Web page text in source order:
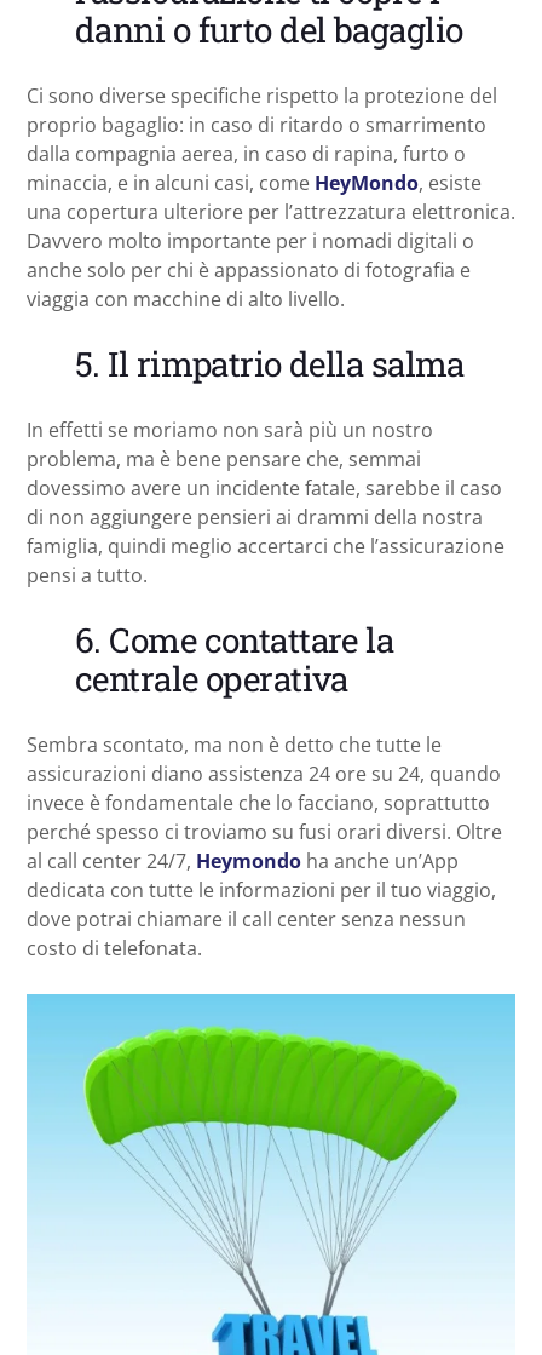
danni o furto del bagaglio
Ci sono diverse specifiche rispetto la protezione del
proprio bagaglio: in caso di ritardo o smarrimento
dalla compagnia aerea, in caso di rapina, furto o
minaccia, e in alcuni casi, come HeyMondo, esiste
una copertura ulteriore per l’attrezzatura elettronica.
Davvero molto importante per i nomadi digitali o
anche solo per chi è appassionato di fotografia e
viaggia con macchine di alto livello.
5. Il rimpatrio della salma
In effetti se moriamo non sarà più un nostro
problema, ma è bene pensare che, semmai
dovessimo avere un incidente fatale, sarebbe il caso
di non aggiungere pensieri ai drammi della nostra
famiglia, quindi meglio accertarci che l’assicurazione
pensi a tutto.
6. Come contattare la
centrale operativa
Sembra scontato, ma non è detto che tutte le
assicurazioni diano assistenza 24 ore su 24, quando
invece è fondamentale che lo facciano, soprattutto
perché spesso ci troviamo su fusi orari diversi. Oltre
al call center 24/7, Heymondo ha anche un’App
dedicata con tutte le informazioni per il tuo viaggio,
dove potrai chiamare il call center senza nessun
costo di telefonata.